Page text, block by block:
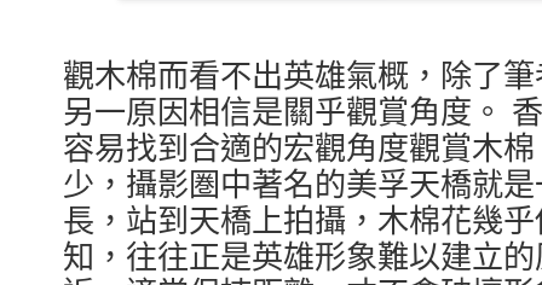
觀木棉而看不出英雄氣概，除了
另一原因相信是關乎觀賞角度。
容易找到合適的宏觀角度觀賞木
少，攝影圏中著名的美孚天橋就
長，站到天橋上拍攝，木棉花幾
知，往往正是英雄形象難以建立